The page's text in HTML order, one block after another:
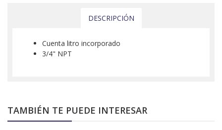
DESCRIPCIÓN
Cuenta litro incorporado
3/4" NPT
TAMBIÉN TE PUEDE INTERESAR